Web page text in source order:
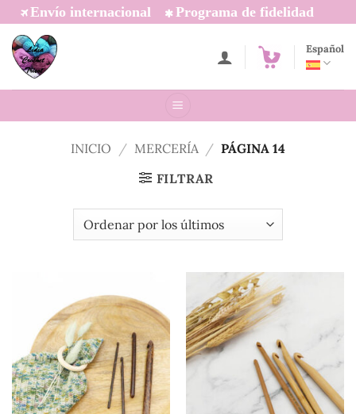
Saltar
al
contenido
Envío internacional Programa de fidelidad
Español
INICIO / MERCERÍA / PÁGINA 14
FILTRAR